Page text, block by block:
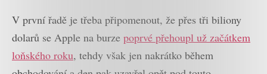
V první řadě je třeba připomenout, že přes tři biliony
dolarů se Apple na burze poprvé přehoupl už začátkem
loňského roku, tehdy však jen nakrátko během